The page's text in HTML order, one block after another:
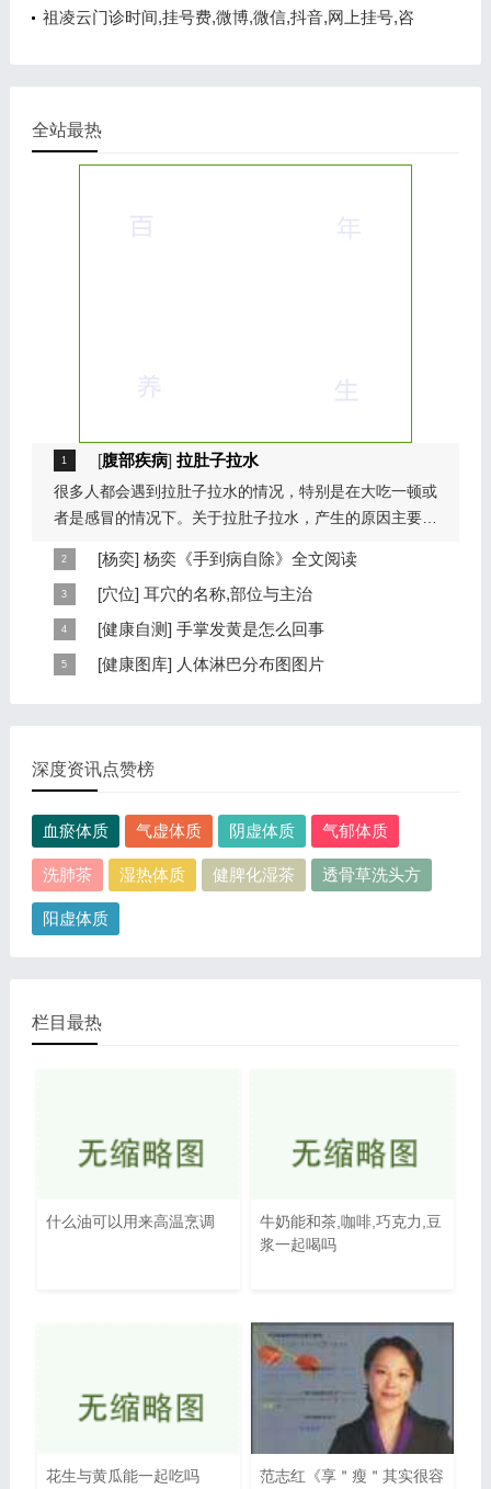
询电话,在线咨询
祖凌云门诊时间,挂号费,微博,微信,抖音,网上挂号,咨
全站最热
[腹部疾病] 拉肚子拉水
很多人都会遇到拉肚子拉水的情况，特别是在大吃一顿或
者是感冒的情况下。关于拉肚子拉水，产生的原因主要是
因为饮食问题，或者是因为肠胃问题。本页包...
[杨奕] 杨奕《手到病自除》全文阅读
本页提供杨奕手到病自除全文阅读。包括完整目录、共计
6大章，66个小节的详细内容。涉及到全身的各个反射
区，以及自然疗法、反射区疗法、食疗等。另外...
[穴位] 耳穴的名称,部位与主治
耳穴在耳郭的分布有一定规律，耳穴在耳郭的分布犹如一
个倒置在子宫内的胎儿，头部朝下，臀部朝上。其分布的
规律是，与面颊相应的穴位在耳垂；与上肢相...
[健康自测] 手掌发黄是怎么回事
手掌发黄，一般是血管内血液不充盈或是皮肤营养不良的
[健康图库] 人体淋巴分布图图片
深度资讯点赞榜
血瘀体质 气虚体质 阴虚体质 气郁体质
洗肺茶 湿热体质 健脾化湿茶 透骨草洗头方
阳虚体质
栏目最热
什么油可以用来高温烹调
牛奶能和茶,咖啡,巧克力,豆
浆一起喝吗
花生与黄瓜能一起吃吗
范志红《享＂瘦＂其实很容